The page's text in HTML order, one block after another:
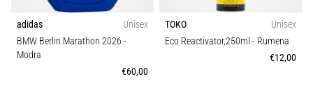
adidas
Unisex
BMW Berlin Marathon 2026 -
Modra
€60,00
TOKO
Unisex
Eco Reactivator,250ml - Rumena
€12,00